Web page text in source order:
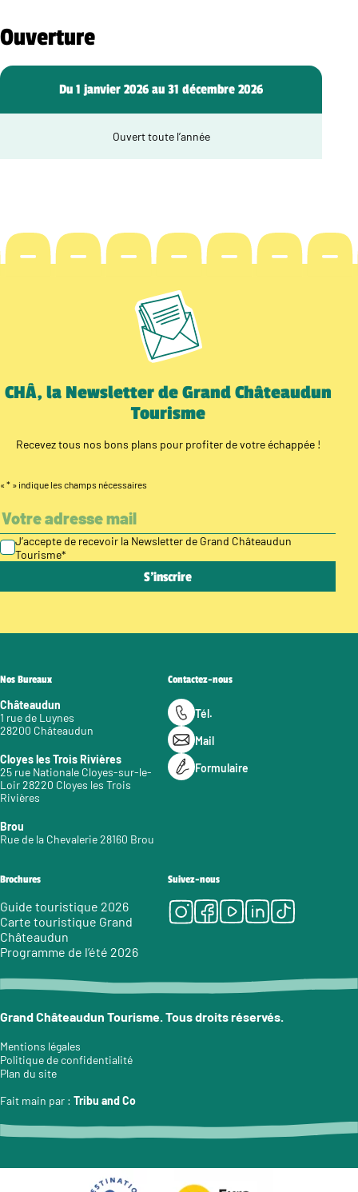
Ouverture
Du 1 janvier 2026 au 31 décembre 2026
Ouvert toute l’année
CHÂ, la Newsletter de Grand Châteaudun
Tourisme
Recevez tous nos bons plans pour profiter de votre échappée !
« * » indique les champs nécessaires
J’accepte de recevoir la Newsletter de Grand Châteaudun
Tourisme*
Nos Bureaux
Châteaudun
1 rue de Luynes
28200 Châteaudun
Cloyes les Trois Rivières
25 rue Nationale Cloyes-sur-le-
Loir 28220 Cloyes les Trois
Rivières
Brou
Rue de la Chevalerie 28160 Brou
Contactez-nous
Tél.
Mail
Formulaire
Brochures
Guide touristique 2026
Carte touristique Grand
Châteaudun
Programme de l’été 2026
Suivez-nous
Instagram
Facebook
Youtube
LinkedIn
Tiktok
Grand Châteaudun Tourisme. Tous droits réservés.
Mentions légales
Politique de confidentialité
Plan du site
Fait main par : Tribu and Co